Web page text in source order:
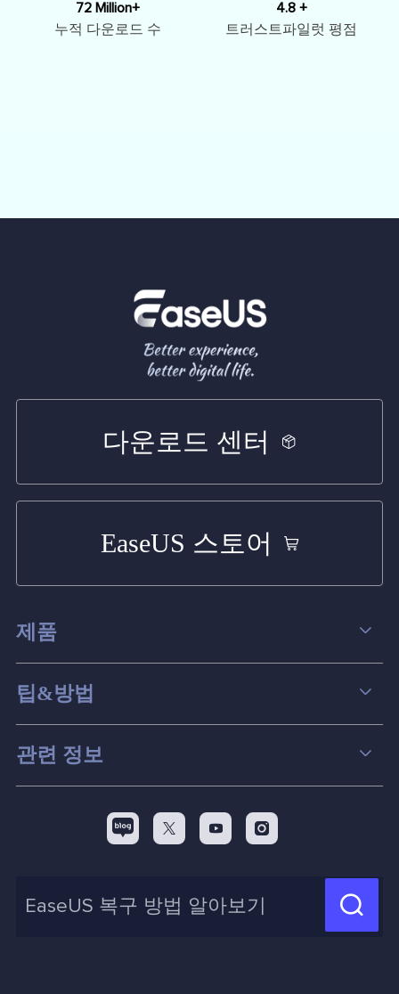
72 Million+
누적 다운로드 수
4.8 +
트러스트파일럿 평점
다운로드 센터
EaseUS 스토어
제품
데이터 복구
파티션 관리
스크린 레코더
백업&복원
신제품 New
팁&방법
컴퓨터 데이터 복구 팁
맥 데이터 복구 팁
디스크 파티션 팁
화면 녹화 팁
관련 정보
리셀러
제휴 문의
  
